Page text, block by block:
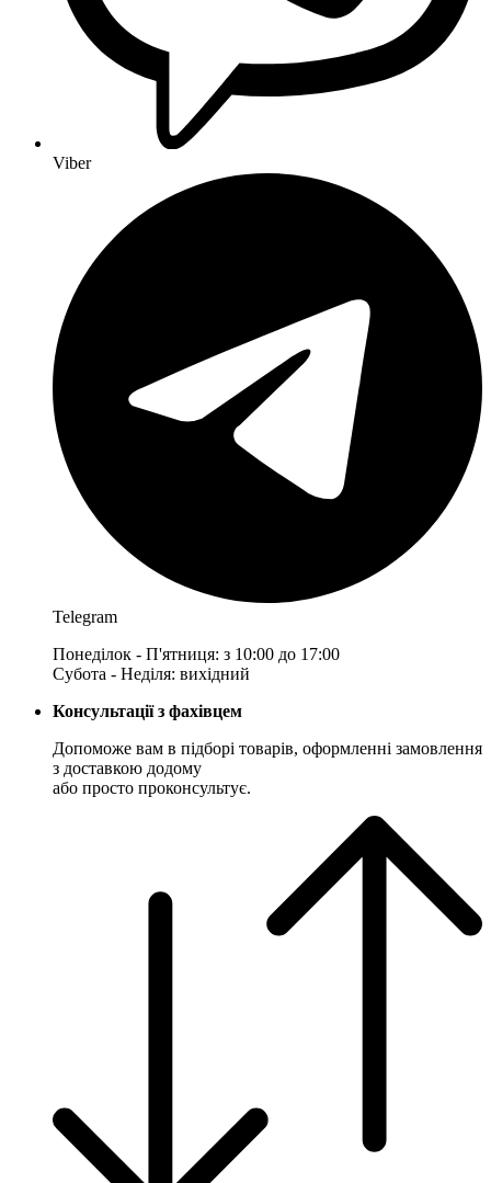
Viber
Telegram
Понеділок - П'ятниця: з 10:00 до 17:00
Субота - Неділя: вихідний
Консультації з фахівцем
Допоможе вам в підборі товарів, оформленні замовлення
з доставкою додому
або просто проконсультує.